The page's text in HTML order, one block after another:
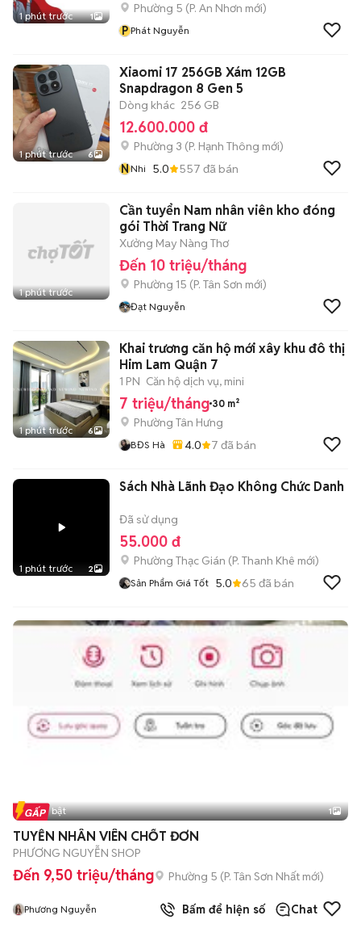
1 phút trước 1
Phường 5 (P. An Nhơn mới)
P Phát Nguyễn
1 phút trước 6
Xiaomi 17 256GB Xám 12GB
Snapdragon 8 Gen 5
Dòng khác 256 GB
12.600.000 đ
Phường 3 (P. Hạnh Thông mới)
NNhi 5.0 557 đã bán
1 phút trước
Cần tuyển Nam nhân viên kho đóng
gói Thời Trang Nữ
Xưởng May Nàng Thơ
Đến 10 triệu/tháng
Phường 15 (P. Tân Sơn mới)
Đạt Nguyễn
1 phút trước 6
Khai trương căn hộ mới xây khu đô thị
Him Lam Quận 7
1 PN Căn hộ dịch vụ, mini
7 triệu/tháng 30 m²
Phường Tân Hưng
BĐS Hà 4.0 7 đã bán
1 phút trước 2
Sách Nhà Lãnh Đạo Không Chức Danh
Đã sử dụng
55.000 đ
Phường Thạc Gián (P. Thanh Khê mới)
Sản Phẩm Giá Tốt 5.0 65 đã bán
Tin nổi bật 1
TUYỄN NHÂN VIÊN CHỐT ĐƠN
PHƯƠNG NGUYỄN SHOP
Đến 9,50 triệu/tháng Phường 5 (P. Tân Sơn Nhất mới)
Phương Nguyễn Bấm để hiện số Chat